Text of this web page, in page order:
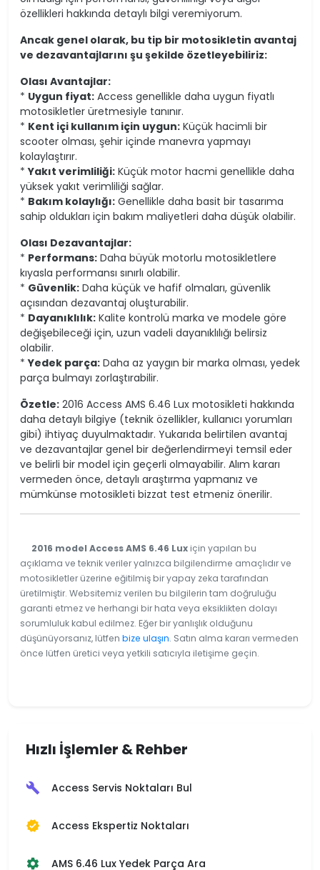
özellikleri hakkında detaylı bilgi veremiyorum.
Ancak genel olarak, bu tip bir motosikletin avantaj
ve dezavantajlarını şu şekilde özetleyebiliriz:
Olası Avantajlar:
* Uygun fiyat: Access genellikle daha uygun fiyatlı
motosikletler üretmesiyle tanınır.
* Kent içi kullanım için uygun: Küçük hacimli bir
scooter olması, şehir içinde manevra yapmayı
kolaylaştırır.
*Yakıt verimliliği: Küçük motor hacmi genellikle daha
yüksek yakıt verimliliği sağlar.
* Bakım kolaylığı: Genellikle daha basit bir tasarıma
sahip oldukları için bakım maliyetleri daha düşük olabilir.
Olası Dezavantajlar:
* Performans: Daha büyük motorlu motosikletlere
kıyasla performansı sınırlı olabilir.
* Güvenlik: Daha küçük ve hafif olmaları, güvenlik
açısından dezavantaj oluşturabilir.
* Dayanıklılık: Kalite kontrolü marka ve modele göre
değişebileceği için, uzun vadeli dayanıklılığı belirsiz
olabilir.
*Yedek parça: Daha az yaygın bir marka olması, yedek
parça bulmayı zorlaştırabilir.
Özetle: 2016 Access AMS 6.46 Lux motosikleti hakkında
daha detaylı bilgiye (teknik özellikler, kullanıcı yorumları
gibi) ihtiyaç duyulmaktadır. Yukarıda belirtilen avantaj
ve dezavantajlar genel bir değerlendirmeyi temsil eder
ve belirli bir model için geçerli olmayabilir. Alım kararı
vermeden önce, detaylı araştırma yapmanız ve
mümkünse motosikleti bizzat test etmeniz önerilir.
2016 model Access AMS 6.46 Lux için yapılan bu
açıklama ve teknik veriler yalnızca bilgilendirme amaçlıdır ve
motosikletler üzerine eğitilmiş bir yapay zeka tarafından
üretilmiştir. Websitemiz verilen bu bilgilerin tam doğruluğu
garanti etmez ve herhangi bir hata veya eksiklikten dolayı
sorumluluk kabul edilmez. Eğer bir yanlışlık olduğunu
düşünüyorsanız, lütfen bize ulaşın. Satın alma kararı vermeden
önce lütfen üretici veya yetkili satıcıyla iletişime geçin.
Hızlı İşlemler & Rehber
build Access Servis Noktaları Bul
verified Access Ekspertiz Noktaları
settings AMS 6.46 Lux Yedek Parça Ara